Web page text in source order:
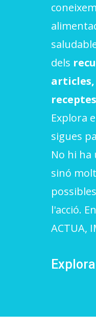
dels
receptes
Explora
sigues
No hi ha
sinó
l'acció.
ACTUA,
CONEIX FUNDESPLAI
Missió i valors
Els comptes clars
Proposta educativa
ACTUALITAT